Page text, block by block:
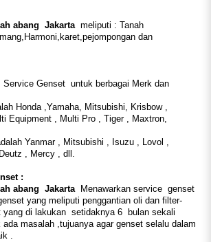
abang Jakarta meliputi : Tanah
dan
Service Genset untuk berbagai Merk dan
Honda ,Yamaha, Mitsubishi, Krisbow ,
Equipment , Multi Pro , Tiger , Maxtron,
Yanmar , Mitsubishi , Isuzu , Lovol ,
, Mercy , dll.
:
abang Jakarta Menawarkan service genset
yang meliputi penggantian oli dan filter-
di lakukan setidaknya 6
bulan sekali
masalah ,tujuanya agar genset selalu dalam
.